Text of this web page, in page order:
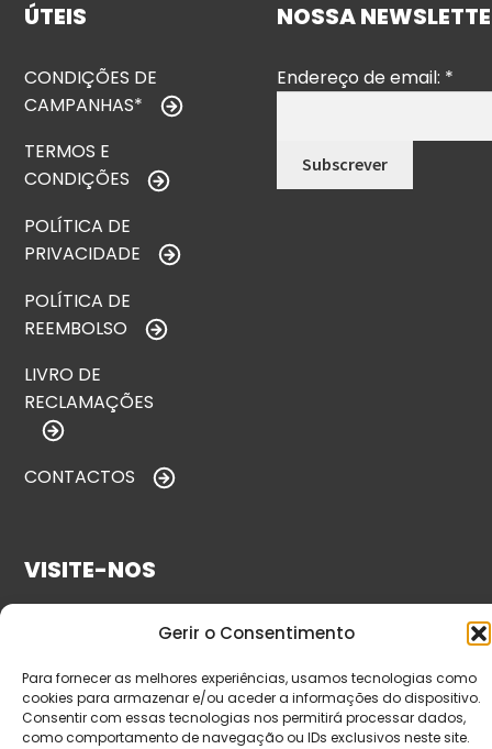
Gerir o Consentimento
Para fornecer as melhores experiências, usamos tecnologias como
cookies para armazenar e/ou aceder a informações do dispositivo.
Consentir com essas tecnologias nos permitirá processar dados,
como comportamento de navegação ou IDs exclusivos neste site.
ÚTEIS
CONDIÇÕES DE
CAMPANHAS*
TERMOS E
CONDIÇÕES
POLÍTICA DE
PRIVACIDADE
POLÍTICA DE
REEMBOLSO
LIVRO DE
RECLAMAÇÕES
CONTACTOS
NOSSA
Endereço de email: *
VISITE-NOS